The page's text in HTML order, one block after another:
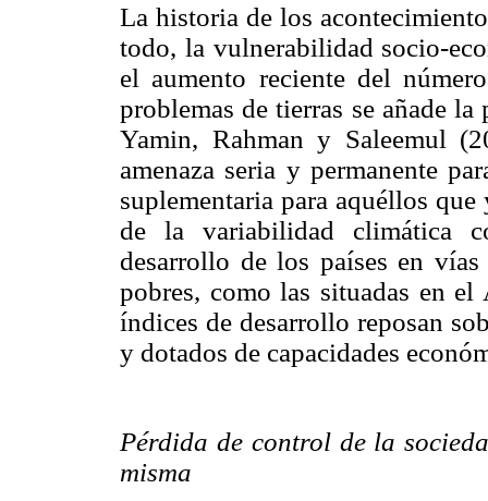
La historia de los
todo, la vulnerabilidad socio-
el aumento reciente del
problemas de tierras se añade
Yamin, Rahman y Saleemul
amenaza seria y permanente
suplementaria para aquéllos
de la variabilidad climática
desarrollo de los países en
pobres, como las situadas en
índices de desarrollo reposan
y dotados de capacidades
Pérdida de control de la
misma